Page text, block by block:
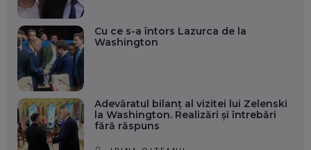
Cu ce s-a întors Lazurca de la
Washington
Adevăratul bilanț al vizitei lui Zelenski
la Washington. Realizări și întrebări
fără răspuns